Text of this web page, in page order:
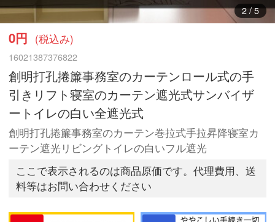
3/5
0円 (税込み)
16021387376822
創明打孔捲簾事務室のカーテンロール式の手
引きリフト寝室のカーテン遮光式サンバイザ
ートイレの白い全遮光式
創明打孔捲簾事務室のカーテン巻拉式手拉昇降寝室カ
ーテン遮光リビングトイレの白いフル遮光
ここで表示されるのは商品原価です。代理費用、送
料等はお問い合わせください